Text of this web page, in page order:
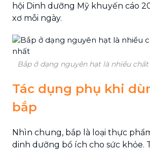
hội Dinh dưỡng Mỹ khuyến cáo
xơ mỗi ngày.
Bắp ở dạng nguyên hạt là nhiều
Tác dụng phụ khi
bắp
Nhìn chung, bắp là loại thực
dinh dưỡng bổ ích cho sức khỏe.